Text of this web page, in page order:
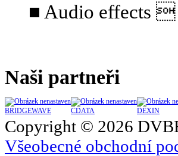
■ Audio effects 
Naši partneři
BRIDGEWAVE CDATA DEXIN
Copyright © 2026
Všeobecné obchodní